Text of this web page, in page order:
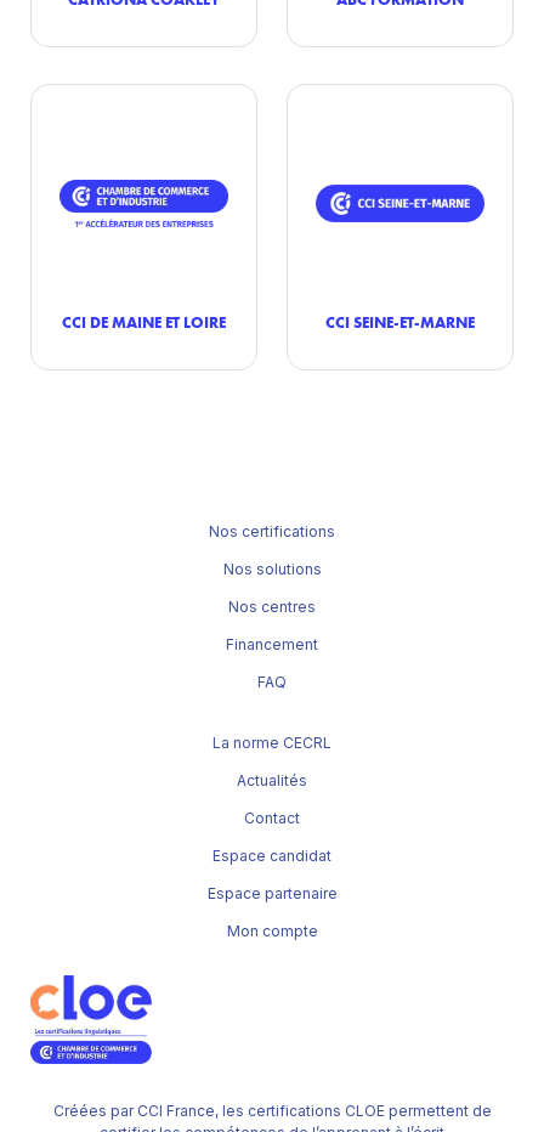
CCI DE MAINE ET LOIRE CCI SEINE-ET-MARNE
Créées par CCI France, les certifications CLOE permettent de
Nos certifications
Nos solutions
Nos centres
Financement
FAQ
La norme CECRL
Actualités
Contact
Espace candidat
Espace partenaire
Mon compte